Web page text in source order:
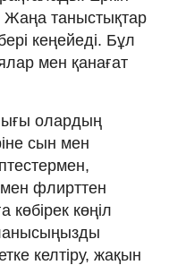
Жаңа таныстықтар
кеңейеді. Бұл
мен қанағат
олардың
сын мен
флирттен
көңіл
келтіру, жақын